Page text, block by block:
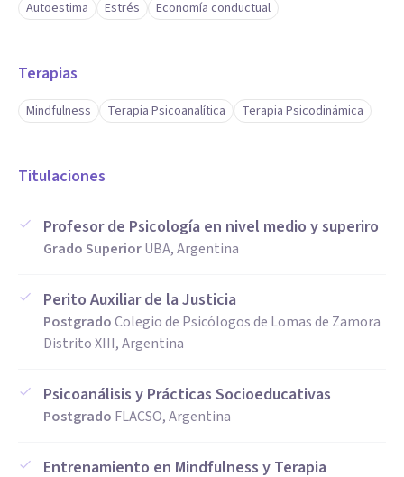
Autoestima Estrés Economía conductual
Terapias
Mindfulness Terapia Psicoanalítica Terapia Psicodinámica
Titulaciones
Profesor de Psicología en nivel medio y superiro
Grado SuperiorUBA, Argentina
Perito Auxiliar de la Justicia
PostgradoColegio de Psicólogos de Lomas de Zamora
Distrito XIII, Argentina
Psicoanálisis y Prácticas Socioeducativas
Postgrado FLACSO, Argentina
Entrenamiento en Mindfulness y Terapia